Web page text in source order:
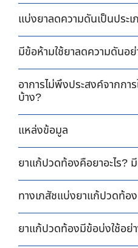
แบ่งยาลดความดันเป็นประเ
มีข้อห้ามใช้ยาลดความดันอย่
อาการไม่พึงประสงค์จากกา
บ้าง?
แหล่งข้อมูล
ยาแก้ปวดท้องคือยาอะไร?
ทางเภสัชแบ่งยาแก้ปวดท้อง
ยาแก้ปวดท้องมีข้อบ่งใช้อย่า